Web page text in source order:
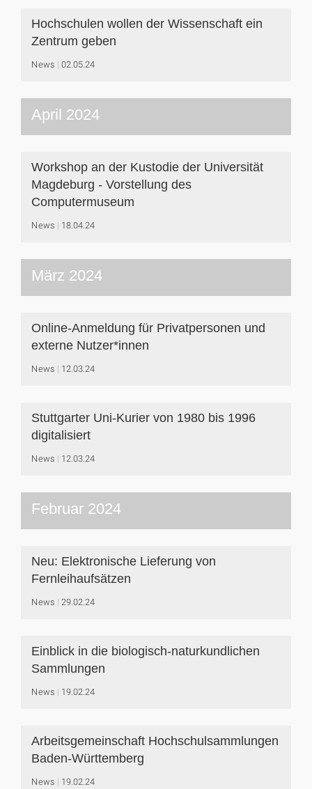
Hochschulen wollen der Wissenschaft ein
Zentrum geben
News 02.05.24
April 2024
Workshop an der Kustodie der Universität
Magdeburg - Vorstellung des
Computermuseum
News 18.04.24
März 2024
Online-Anmeldung für Privatpersonen und
externe Nutzer*innen
News 12.03.24
Stuttgarter Uni-Kurier von 1980 bis 1996
digitalisiert
News 12.03.24
Februar 2024
Neu: Elektronische Lieferung von
Fernleihaufsätzen
News 29.02.24
Einblick in die biologisch-naturkundlichen
Sammlungen
News 19.02.24
Arbeitsgemeinschaft Hochschulsammlungen
Baden-Württemberg
News 19.02.24